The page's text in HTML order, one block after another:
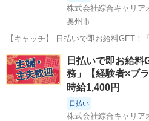
株式会社綜合キャリア
奥州市
【キャッチ】 日払いで即お給料GET！
ータ入力」【経験者向けマイスターワ
日祝休!高時給1250円！ 【コメント】 製造のお仕事が豊富★未経験で
働いてみたい方も大歓...
岩手 奥州市 一般事務
日払いで即お給料
務」【経験者×ブ
時給1,400円
日払い
株式会社綜合キャリア